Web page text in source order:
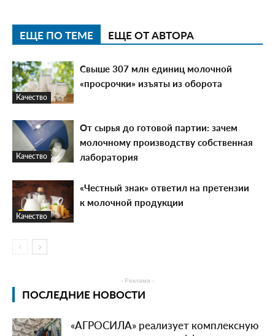
ЕЩЕ ПО ТЕМЕ ЕЩЕ ОТ АВТОРА
Качество
Свыше 307 млн единиц молочной
«просрочки» изъяты из оборота
Качество
От сырья до готовой партии: зачем
молочному производству собственная
лаборатория
Качество
«Честный знак» ответил на претензии
к молочной продукции
- Реклама -
ПОСЛЕДНИЕ НОВОСТИ
«АГРОСИЛА» реализует комплексную